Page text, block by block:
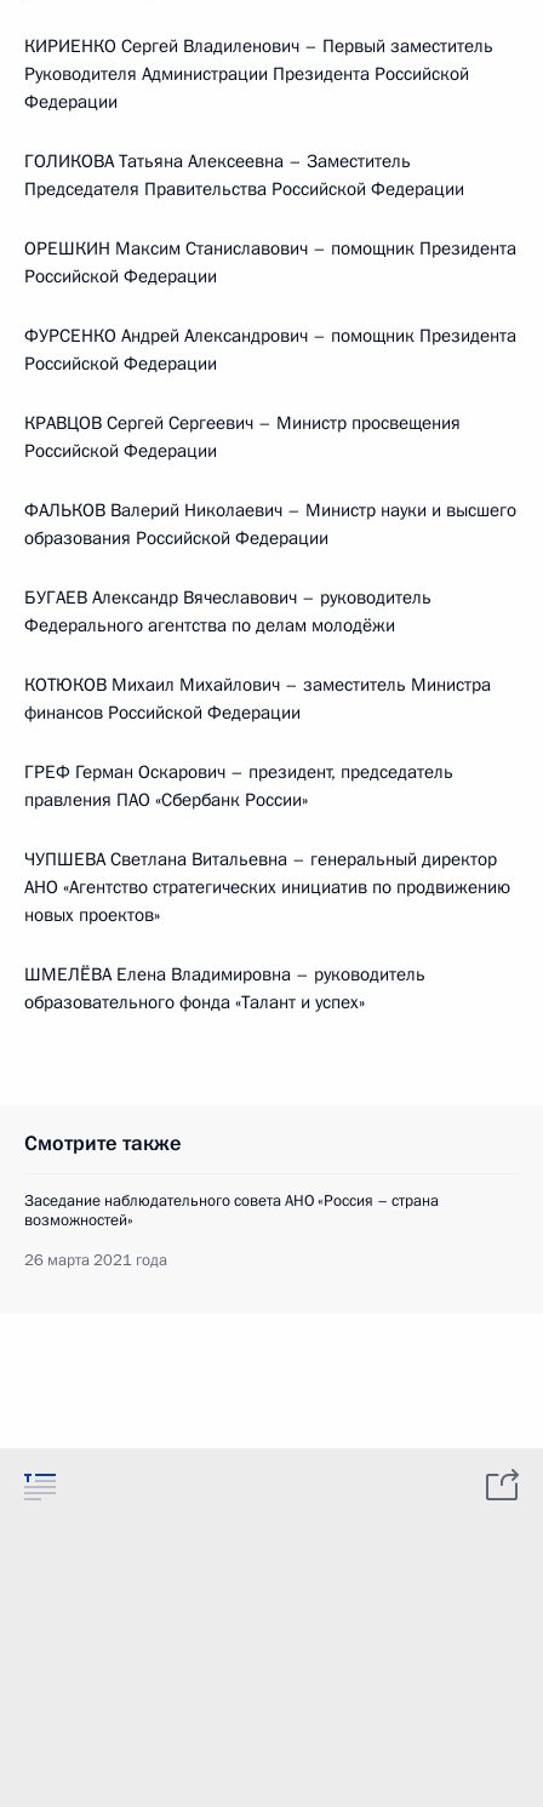
КИРИЕНКО Сергей Владиленович – Первый заместитель
Руководителя Администрации Президента Российской
Федерации
ГОЛИКОВА Татьяна Алексеевна – Заместитель
Председателя Правительства Российской Федерации
ОРЕШКИН Максим Станиславович – помощник Президента
Российской Федерации
ФУРСЕНКО Андрей Александрович – помощник Президента
Российской Федерации
КРАВЦОВ Сергей Сергеевич – Министр просвещения
Российской Федерации
ФАЛЬКОВ Валерий Николаевич – Министр науки и высшего
образования Российской Федерации
БУГАЕВ Александр Вячеславович – руководитель
Федерального агентства по делам молодёжи
КОТЮКОВ Михаил Михайлович – заместитель Министра
финансов Российской Федерации
ГРЕФ Герман Оскарович – президент, председатель
правления ПАО «Сбербанк России»
ЧУПШЕВА Светлана Витальевна – генеральный директор
АНО «Агентство стратегических инициатив по продвижению
новых проектов»
ШМЕЛЁВА Елена Владимировна – руководитель
образовательного фонда «Талант и успех»
Смотрите также
Заседание наблюдательного совета АНО «Россия – страна
возможностей»
26 марта 2021 года